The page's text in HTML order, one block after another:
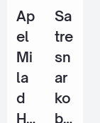
Ap
el
Mi
la
d
Hi
Sa
tre
sn
ar
ko
ba